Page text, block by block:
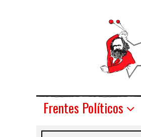
Frentes Políticos